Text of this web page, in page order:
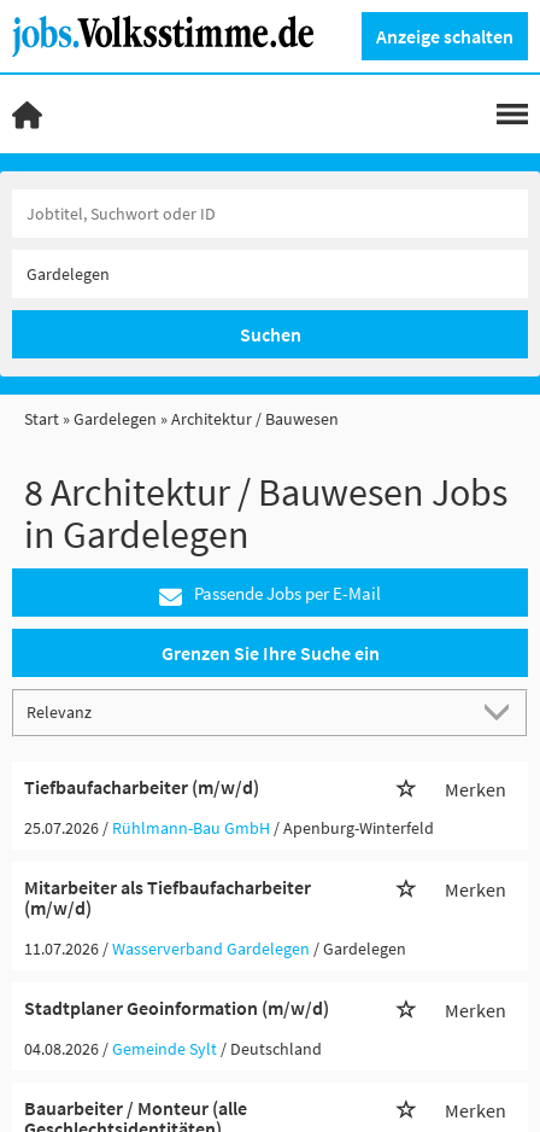
Anzeige schalten
Suchen
Start Gardelegen Architektur / Bauwesen
8 Architektur / Bauwesen Jobs
in Gardelegen
Passende Jobs per E-Mail
Grenzen Sie Ihre Suche ein
Tiefbaufacharbeiter (m/w/d) Merken
25.07.2026 / Rühlmann-Bau GmbH / Apenburg-Winterfeld
Mitarbeiter als Tiefbaufacharbeiter
(m/w/d)
Merken
11.07.2026 /Wasserverband Gardelegen / Gardelegen
Stadtplaner Geoinformation (m/w/d) Merken
04.08.2026 /Gemeinde Sylt / Deutschland
Bauarbeiter / Monteur (alle
Merken